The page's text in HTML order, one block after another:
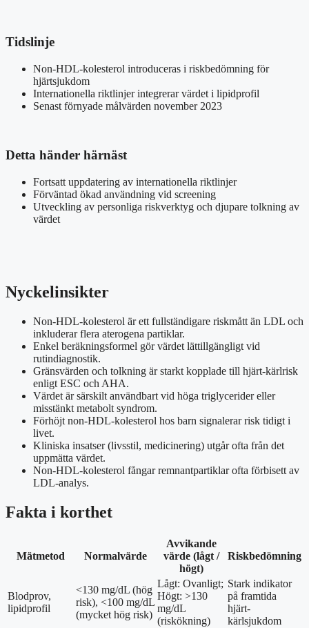
Tidslinje
Non-HDL-kolesterol introduceras i riskbedömning för
hjärtsjukdom
Internationella riktlinjer integrerar värdet i lipidprofil
Senast förnyade målvärden november 2023
Detta händer härnäst
Fortsatt uppdatering av internationella riktlinjer
Förväntad ökad användning vid screening
Utveckling av personliga riskverktyg och djupare tolkning av
värdet
Nyckelinsikter
Non-HDL-kolesterol är ett fullständigare riskmått än LDL och
inkluderar flera aterogena partiklar.
Enkel beräkningsformel gör värdet lättillgängligt vid
rutindiagnostik.
Gränsvärden och tolkning är starkt kopplade till hjärt-kärlrisk
enligt ESC och AHA.
Värdet är särskilt användbart vid höga triglycerider eller
misstänkt metabolt syndrom.
Förhöjt non-HDL-kolesterol hos barn signalerar risk tidigt i
livet.
Kliniska insatser (livsstil, medicinering) utgår ofta från det
uppmätta värdet.
Non-HDL-kolesterol fångar remnantpartiklar ofta förbisett av
LDL-analys.
Fakta i korthet
Mätmetod Normalvärde
Avvikande
värde (lågt /
högt)
Riskbedömning
Blodprov,
lipidprofil
<130 mg/dL (hög
risk), <100 mg/dL
(mycket hög risk)
Lågt: Ovanligt;
Högt: >130
mg/dL
(riskökning)
Stark indikator
på framtida
hjärt-
kärlsjukdom